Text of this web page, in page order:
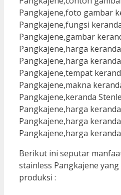
Berikut ini seputar
stainless Pangkajene
produksi :